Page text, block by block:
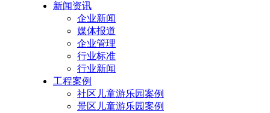
新闻资讯
企业新闻
媒体报道
企业管理
行业标准
行业新闻
工程案例
社区儿童游乐园案例
景区儿童游乐园案例